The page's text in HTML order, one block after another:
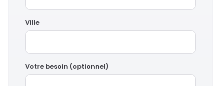
Ville
Votre besoin (optionnel)